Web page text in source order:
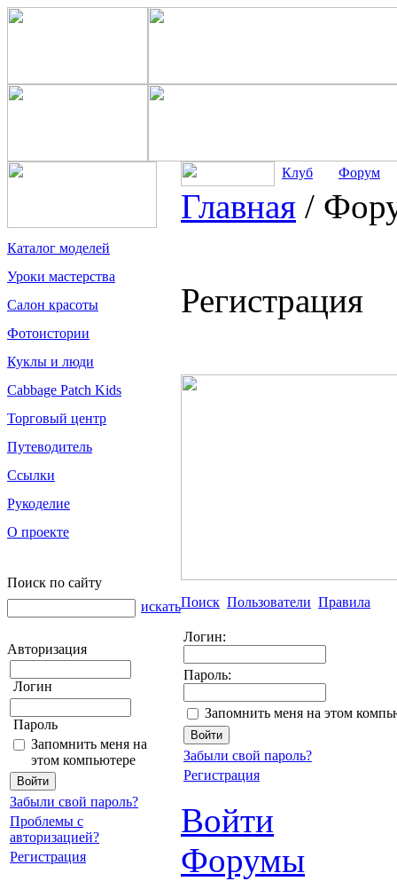
Каталог моделей
Уроки мастерства
Салон красоты
Фотоистории
Куклы и люди
Cabbage Patch Kids
Торговый центр
Путеводитель
Ссылки
Рукоделие
О проекте
Поиск по сайту
искать
Авторизация
Логин
Пароль
Запомнить меня на
этом компьютере
Забыли свой пароль?
Проблемы с
авторизацией?
Регистрация
Клуб Форум
Главная /
Регистрация
Поиск Пользователи Правила
Логин:
Пароль:
Запомнить меня на этом
Забыли свой пароль?
Регистрация
Войти
Форумы